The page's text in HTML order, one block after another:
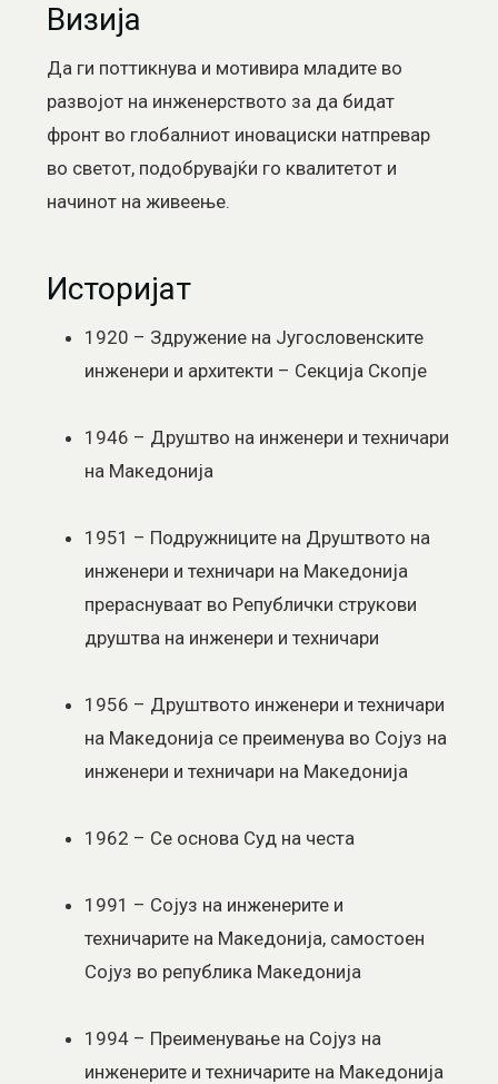
Визија
Да ги поттикнува и мотивира младите во
развојот на инженерството за да бидат
фронт во глобалниот иновациски натпревар
во светот, подобрувајќи го квалитетот и
начинот на живеење.
Историјат
1920 – Здружение на Југословенските
инженери и архитекти – Секција Скопје
1946 – Друштво на инженери и техничари
на Македонија
1951 – Подружниците на Друштвото на
инженери и техничари на Македонија
прераснуваат во Републички струкови
друштва на инженери и техничари
1956 – Друштвото инженери и техничари
на Македонија се преименува во Сојуз на
инженери и техничари на Македонија
1962 – Се основа Суд на честа
1991 – Сојуз на инженерите и
техничарите на Македонија, самостоен
Сојуз во република Македонија
1994 – Преименување на Сојуз на
инженерите и техничарите на Македонија